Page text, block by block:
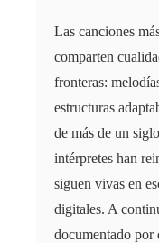
Las canciones
comparten
fronteras:
estructuras
de más de un
intérpretes han
siguen vivas en
digitales. A
documentado por